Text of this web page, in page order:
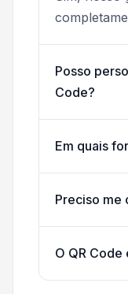
Posso
Code?
Em quais
Preciso me
O QR Code